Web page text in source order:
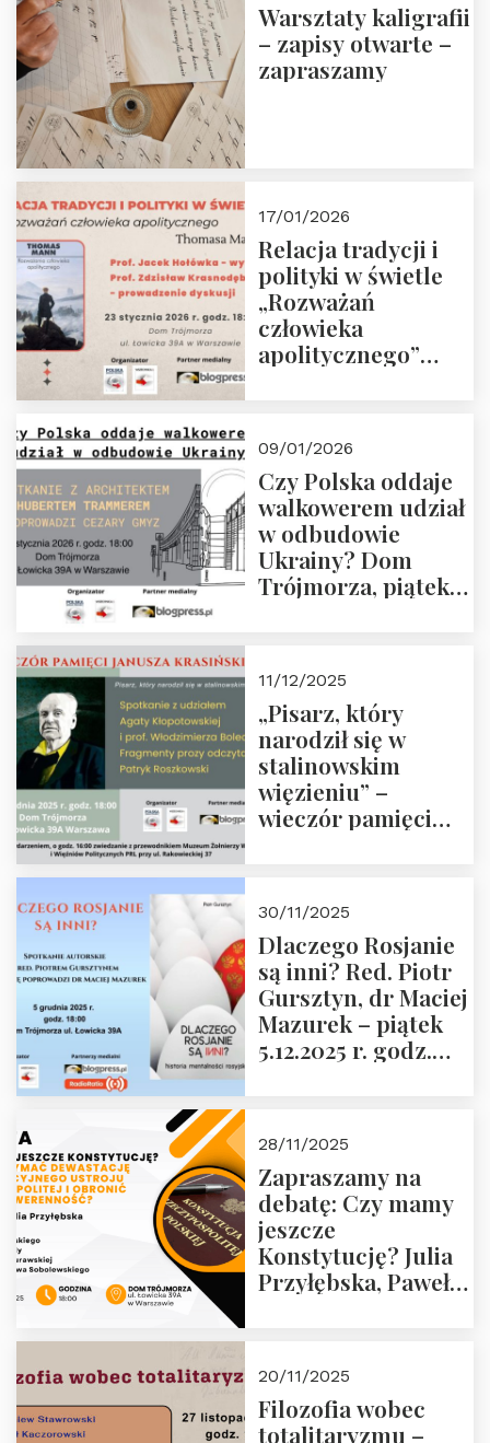
Warsztaty kaligrafii
– zapisy otwarte –
zapraszamy
17/01/2026
Relacja tradycji i
polityki w świetle
„Rozważań
człowieka
apolitycznego”
godz. 18:00.
Zapraszamy!
09/01/2026
Czy Polska oddaje
walkowerem udział
w odbudowie
Ukrainy? Dom
Trójmorza, piątek
11/12/2025
„Pisarz, który
narodził się w
stalinowskim
więzieniu” –
wieczór pamięci
zwiedzanie
Muzeum Żołnierzy
Wyklętych i
Więźniów
Politycznych PRL o
godz. 16:00 – 19
30/11/2025
Dlaczego Rosjanie
są inni? Red. Piotr
Gursztyn, dr Maciej
Mazurek – piątek
5.12.2025 r. godz.
28/11/2025
Zapraszamy na
debatę: Czy mamy
jeszcze
Konstytucję? Julia
Przyłębska, Paweł
Przemysław
Sobolewski – 4
20/11/2025
Filozofia wobec
totalitaryzmu –